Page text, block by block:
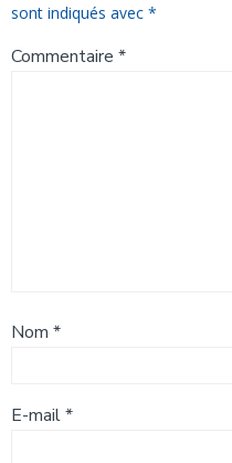
sont indiqués avec *
Commentaire *
Nom *
E-mail*